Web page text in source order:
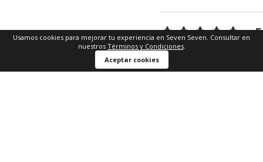
Comprar ahora
5
Opinión verificada
exacto el de la foto, está
Usamos cookies para mejorar tu experiencia en Seven Seven. Consultar en
nuestros Términos y Condiciones.
Aceptar cookies